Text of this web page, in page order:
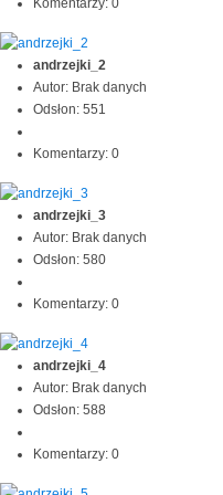
Komentarzy: 0
andrzejki_2
Autor: Brak danych
Odsłon: 551
Komentarzy: 0
andrzejki_3
Autor: Brak danych
Odsłon: 580
Komentarzy: 0
andrzejki_4
Autor: Brak danych
Odsłon: 588
Komentarzy: 0